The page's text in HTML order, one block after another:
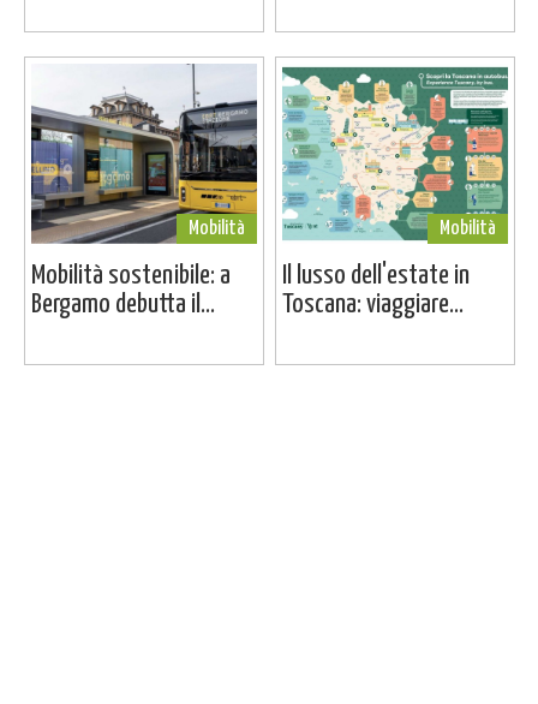
Mobilità
Mobilità sostenibile: a
Bergamo debutta il...
Mobilità
Il lusso dell'estate in
Toscana: viaggiare...